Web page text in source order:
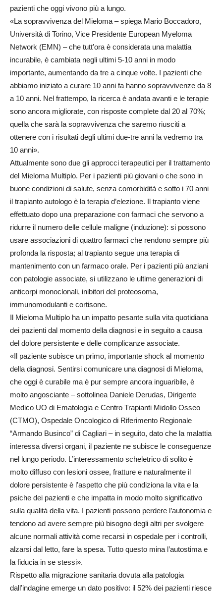
pazienti che oggi vivono più a lungo.
«La sopravvivenza del Mieloma – spiega Mario Boccadoro,
Università di Torino, Vice Presidente European Myeloma
Network (EMN) – che tutt’ora è considerata una malattia
incurabile, è cambiata negli ultimi 5-10 anni in modo
importante, aumentando da tre a cinque volte. I pazienti che
abbiamo iniziato a curare 10 anni fa hanno sopravvivenze da 8
a 10 anni. Nel frattempo, la ricerca è andata avanti e le terapie
sono ancora migliorate, con risposte complete dal 20 al 70%;
quella che sarà la sopravvivenza che saremo riusciti a
ottenere con i risultati degli ultimi due-tre anni la vedremo tra
10 anni».
Attualmente sono due gli approcci terapeutici per il trattamento
del Mieloma Multiplo. Per i pazienti più giovani o che sono in
buone condizioni di salute, senza comorbidità e sotto i 70 anni
il trapianto autologo è la terapia d’elezione. Il trapianto viene
effettuato dopo una preparazione con farmaci che servono a
ridurre il numero delle cellule maligne (induzione): si possono
usare associazioni di quattro farmaci che rendono sempre più
profonda la risposta; al trapianto segue una terapia di
mantenimento con un farmaco orale. Per i pazienti più anziani
con patologie associate, si utilizzano le ultime generazioni di
anticorpi monoclonali, inibitori del proteosoma,
immunomodulanti e cortisone.
Il Mieloma Multiplo ha un impatto pesante sulla vita quotidiana
dei pazienti dal momento della diagnosi e in seguito a causa
del dolore persistente e delle complicanze associate.
«Il paziente subisce un primo, importante shock al momento
della diagnosi. Sentirsi comunicare una diagnosi di Mieloma,
che oggi è curabile ma è pur sempre ancora inguaribile, è
molto angosciante – sottolinea Daniele Derudas, Dirigente
Medico UO di Ematologia e Centro Trapianti Midollo Osseo
(CTMO), Ospedale Oncologico di Riferimento Regionale
“Armando Businco” di Cagliari – in seguito, dato che la malattia
interessa diversi organi, il paziente ne subisce le conseguenze
nel lungo periodo. L’interessamento scheletrico di solito è
molto diffuso con lesioni ossee, fratture e naturalmente il
dolore persistente è l’aspetto che più condiziona la vita e la
psiche dei pazienti e che impatta in modo molto significativo
sulla qualità della vita. I pazienti possono perdere l’autonomia e
tendono ad avere sempre più bisogno degli altri per svolgere
alcune normali attività come recarsi in ospedale per i controlli,
alzarsi dal letto, fare la spesa. Tutto questo mina l’autostima e
la fiducia in se stessi».
Rispetto alla migrazione sanitaria dovuta alla patologia
dall’indagine emerge un dato positivo: il 52% dei pazienti riesce